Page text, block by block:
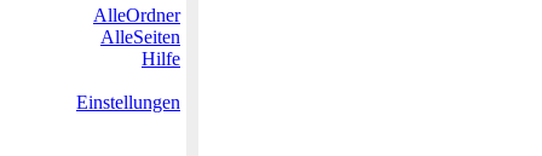
AlleOrdner
AlleSeiten
Hilfe
Einstellungen